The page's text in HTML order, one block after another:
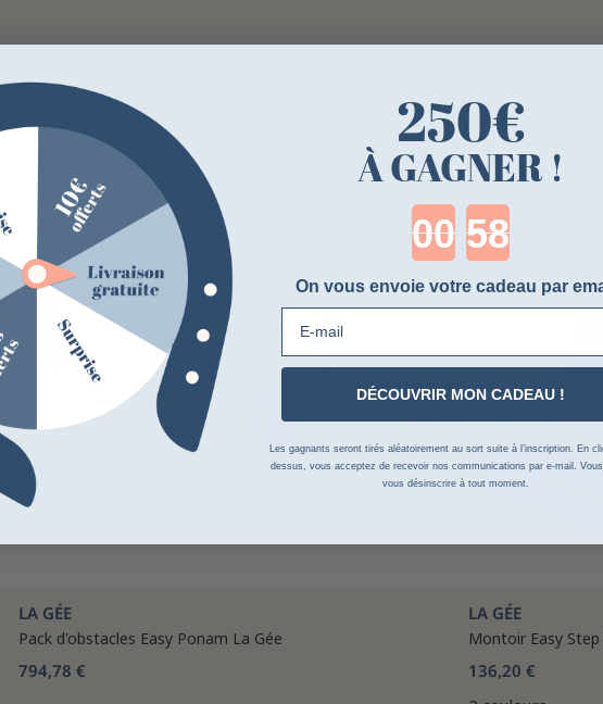
LA GÉE
Pack d'obstacles Easy Ponam La Gée
794,78 €
LA GÉE
Montoir Easy
136,20 €
250€
À GAGNER !
Countdown ends
On vous envoie votre cadeau par
DÉCOUVRIR MON CADEAU !
Les gagnants seront tirés aléatoirement au sort suite à l’inscription. En
dessus, vous acceptez de recevoir nos communications par e-mail.
vous désinscrire à tout moment.